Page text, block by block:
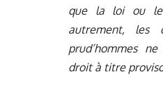
que la loi ou le
autrement, les
prud’hommes
droit à titre